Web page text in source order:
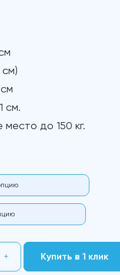
см.
место до 150 кг.
+ Купить в 1 клик